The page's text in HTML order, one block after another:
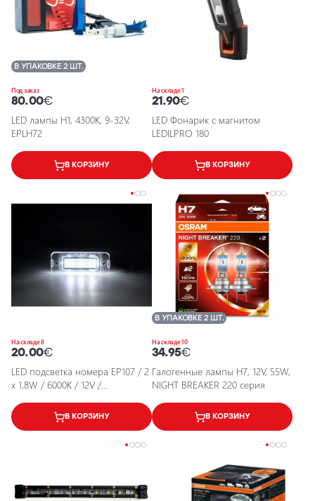
Под заказ
В УПАКОВКЕ 2 ШТ.
80.00€
LED лампы H1, 4300K, 9-32V,
EPLH72
В КОРЗИНУ
На складе 1
21.90€
LED Фонарик с магнитом
LEDILPRO 180
В КОРЗИНУ
На складе 8
20.00€
LED подсветка номера EP107 / 2
x 1,8W / 6000K / 12V /
В КОРЗИНУ
На складе 10
В УПАКОВКЕ 2 ШТ.
34.95€
Галогенные лампы H7, 12V, 55W,
NIGHT BREAKER 220 серия
В КОРЗИНУ